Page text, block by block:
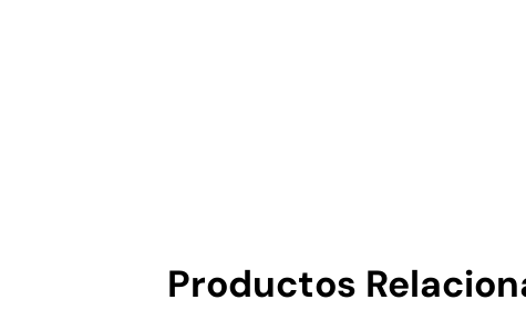
Productos